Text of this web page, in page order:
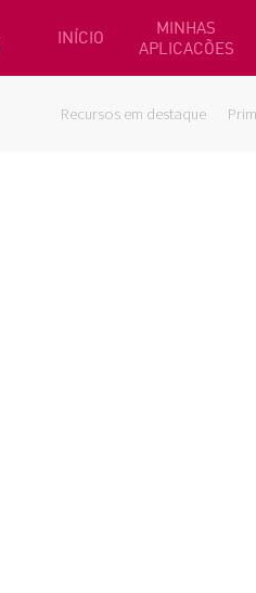
INÍCIO
MINHAS
APLICACÕES
Recursos em destaque